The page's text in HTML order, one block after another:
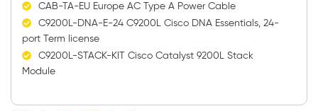
CAB-TA-EU Europe AC Type A Power Cable
C9200L-DNA-E-24 C9200L Cisco DNA Essentials, 24-
port Term license
C9200L-STACK-KIT Cisco Catalyst 9200L Stack
Module